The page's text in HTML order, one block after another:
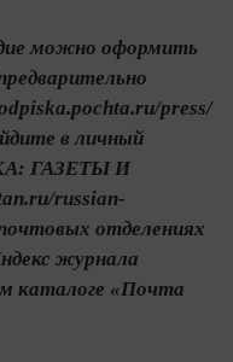
можно оформить
press/
в личный
ГАЗЕТЫ И
russian-
отделениях
журнала
каталоге «Почта